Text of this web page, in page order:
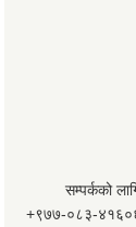
सम्पर्कको लागि
+९७७-०८३‍-